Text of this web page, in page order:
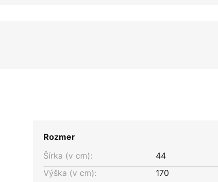
Rozmer
Šírka (v cm):
44
Výška (v cm):
170